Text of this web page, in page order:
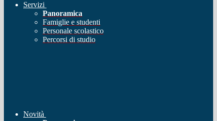
Servizi
Panoramica
Famiglie e studenti
Personale scolastico
Percorsi di studio
Novità